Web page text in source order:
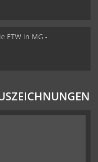
ETW in MG -